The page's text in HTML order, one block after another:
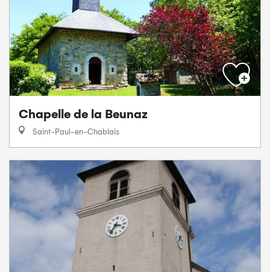
Chapelle de la Beunaz
Saint-Paul-en-Chablais